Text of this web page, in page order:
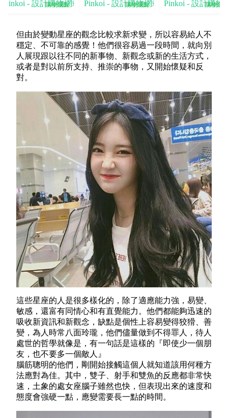
Pinkoi - 設計購物網站
購物賺點 Pinkoi - 設計購物網站
購物賺點 Pinkoi - 設計購物
購物賺
但由於變動星座的觀念比較求新求變，所以容易給人不
穩定、不可靠的感覺！他們很容易過一段時間，就向別
人展現跟以往不同的新事物、新觀念或新的生活方式，
或者是對以前所支持、推崇的事物，又開始懷疑和反
對。
這些星座的人是很多樣化的，除了適應能力強，易變、
敏感，還富有同情心和有直覺能力。他們都能夠迅速的
吸收新資訊和新觀念，缺點是個性上容易變得狡猾、善
變，為人時常八面玲瓏，他們儘量做到不得罪人，待人
處世的哲學就像是，有一句話是這樣的『即使少一個朋
友，也不要多一個敵人』
腦筋聰明的他們，剛開始接觸這個人就知道該用何種方
法應對為佳。其中，雙子、射手和雙魚的反應都非常快
速，土象的處女座腦子雖然也快，但表現出來的速度和
態度會強硬一點，應變需要長一點的時間。